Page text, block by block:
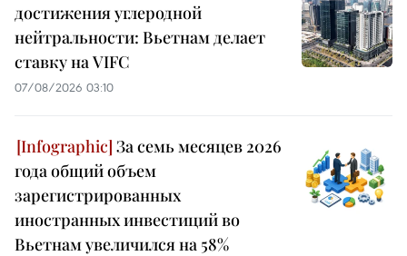
достижения углеродной
нейтральности: Вьетнам делает
ставку на VIFC
07/08/2026 03:10
За семь месяцев 2026
года общий объем
зарегистрированных
иностранных инвестиций во
Вьетнам увеличился на 58%